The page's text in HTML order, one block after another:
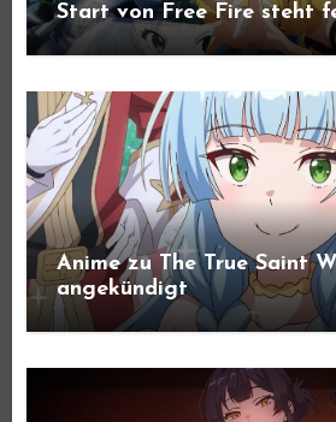
Start von Free Fire steht
Anime zu The True Saint
angekündigt